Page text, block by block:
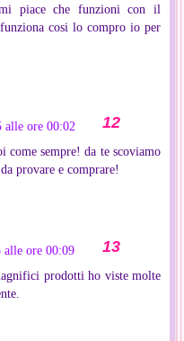
piace che funzioni con il
cosi lo compro io per
alle ore 00:02
sempre! da te scoviamo
provare e comprare!
alle ore 00:09
prodotti ho viste molte